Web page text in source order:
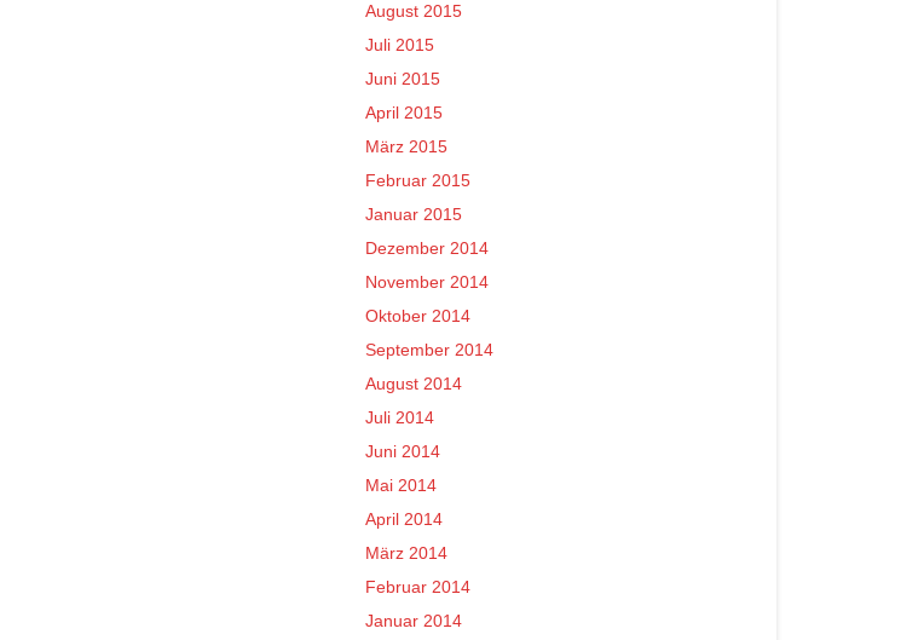
August 2015
Juli 2015
Juni 2015
April 2015
März 2015
Februar 2015
Januar 2015
Dezember 2014
November 2014
Oktober 2014
September 2014
August 2014
Juli 2014
Juni 2014
Mai 2014
April 2014
März 2014
Februar 2014
Januar 2014